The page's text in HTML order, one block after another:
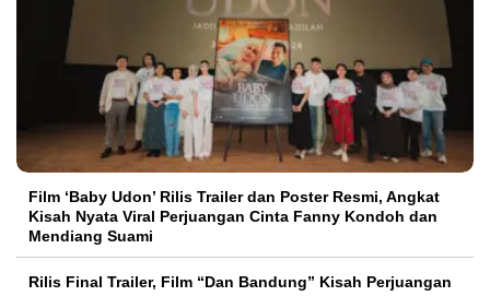
Film ‘Baby Udon’ Rilis Trailer dan Poster Resmi, Angkat
Kisah Nyata Viral Perjuangan Cinta Fanny Kondoh dan
Mendiang Suami
Rilis Final Trailer, Film “Dan Bandung” Kisah Perjuangan